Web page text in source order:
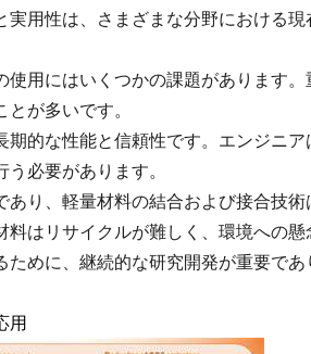
用性は、さまざまな分野における
用にはいくつかの課題があります
が多いです。
期的な性能と信頼性です。エンジニ
必要があります。
り、軽量材料の結合および接合技
はリサイクルが難しく、環境への
めに、継続的な研究開発が重要で
用